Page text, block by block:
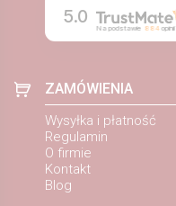
5.0
Na podstawie 884opinii
ZAMÓWIENIA
Wysyłka i płatność
Regulamin
O firmie
Kontakt
Blog